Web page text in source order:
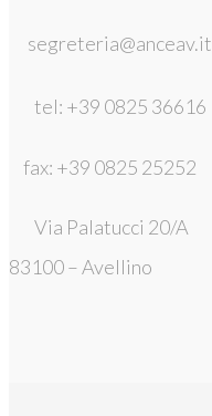
segreteria@anceav.it
tel: +39 0825 36616
fax: +39 0825 25252
Via Palatucci 20/A
83100 – Avellino